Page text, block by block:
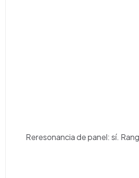
Reresonancia de panel: sí.